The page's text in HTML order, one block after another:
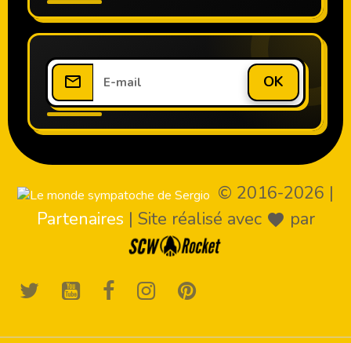
OK
© 2016-2026 |
Partenaires | Site réalisé avec par